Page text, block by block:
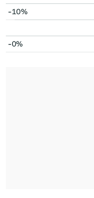
-10%
-0%